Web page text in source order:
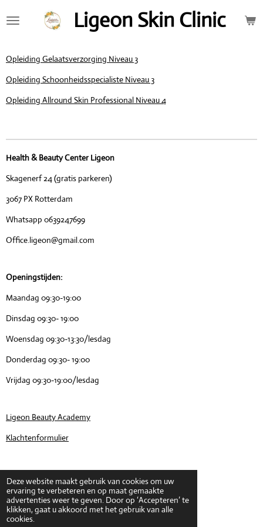
Deze website maakt gebruik van cookies om uw
ervaring te verbeteren en op maat gemaakte
advertenties weer te geven. Door op ‘Accepteren’ te
klikken, gaat u akkoord met het gebruik van alle
cookies.
direct
hoofdinhoud
Ligeon Skin Clinic
Opleiding Gelaatsverzorging Niveau 3
Opleiding Schoonheidsspecialiste Niveau 3
Opleiding Allround Skin Professional Niveau 4
Health & Beauty Center Ligeon
Skagenerf 24 (gratis parkeren)
3067 PX Rotterdam
Whatsapp 0639247699
Office.ligeon@gmail.com
Openingstijden:
Maandag 09:30-19:00
Dinsdag 09:30- 19:00
Woensdag 09:30-13:30/lesdag
Donderdag 09:30- 19:00
Vrijdag 09:30-19:00/lesdag
Ligeon Beauty Academy
Klachtenformulier
Ligeon Skin Clinic